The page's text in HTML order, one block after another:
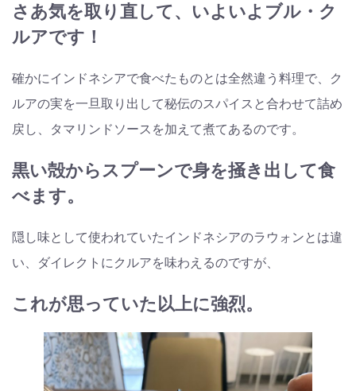
さあ気を取り直して、いよいよブル・ク
ルアです！
確かにインドネシアで食べたものとは全然違う料理で、ク
ルアの実を一旦取り出して秘伝のスパイスと合わせて詰め
戻し、タマリンドソースを加えて煮てあるのです。
黒い殻からスプーンで身を掻き出して食
べます。
隠し味として使われていたインドネシアのラウォンとは違
い、ダイレクトにクルアを味わえるのですが、
これが思っていた以上に強烈。